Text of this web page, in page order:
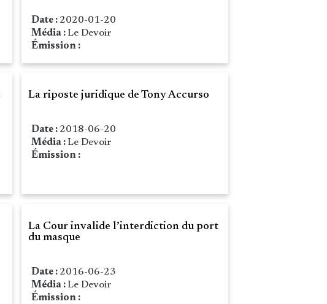
Date : 2020-01-20
Média : Le Devoir
Émission :
La riposte juridique de Tony Accurso
Date : 2018-06-20
Média : Le Devoir
Émission :
La Cour invalide l’interdiction du port
du masque
Date : 2016-06-23
Média : Le Devoir
Émission :